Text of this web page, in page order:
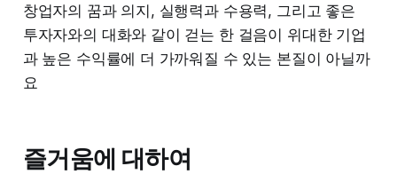
창업자의 꿈과 의지, 실행력과 수용력, 그리고 좋은
투자자와의 대화와 같이 걷는 한 걸음이 위대한 기업
과 높은 수익률에 더 가까워질 수 있는 본질이 아닐까
요
즐거움에 대하여